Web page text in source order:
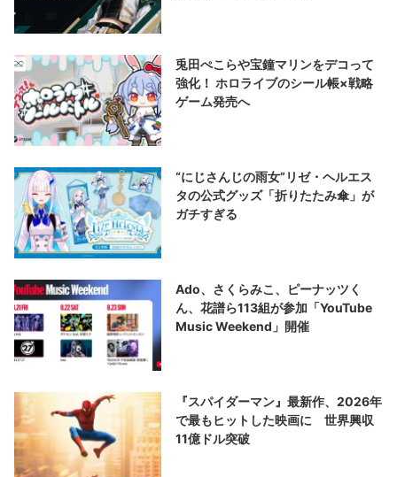
兎田ぺこらや宝鐘マリンをデコって
強化！ ホロライブのシール帳×戦略
ゲーム発売へ
“にじさんじの雨女”リゼ・ヘルエス
タの公式グッズ「折りたたみ傘」が
ガチすぎる
Ado、さくらみこ、ピーナッツく
ん、花譜ら113組が参加「YouTube
Music Weekend」開催
『スパイダーマン』最新作、2026年
で最もヒットした映画に 世界興収
11億ドル突破